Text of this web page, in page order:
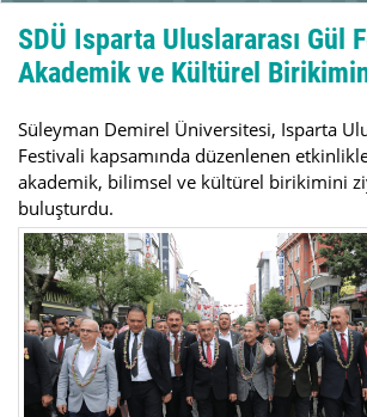
SDÜ Isparta Uluslararası Gül
Akademik ve Kültürel
Süleyman Demirel Üniversitesi, Isparta
Festivali kapsamında düzenlenen
akademik, bilimsel ve kültürel birikimini
buluşturdu.